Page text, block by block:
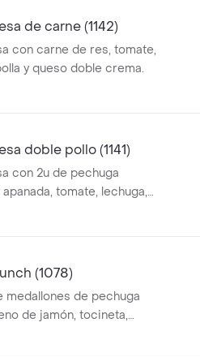
creando una
única y satisfactoria.
comida rápida y sabrosa
del día.
de papa a elección ( papa
Crispy) + Gaseosa Pet
de carne (1142)
con carne de res, tomate,
y queso doble crema.
doble pollo (1141)
con 2u de pechuga
tomate, lechuga,
blanca.
(1078)
medallones de pechuga
de jamón, tocineta,
cesar.